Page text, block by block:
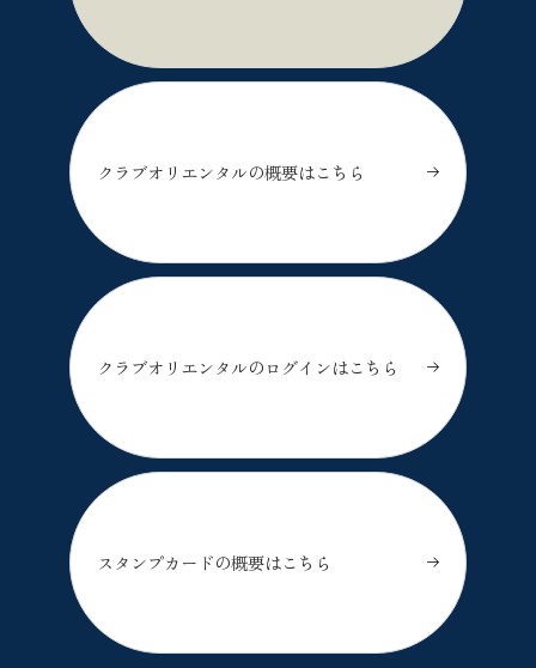
クラブオリエンタルの概要はこちら
クラブオリエンタルのログインはこちら
スタンプカードの概要はこちら